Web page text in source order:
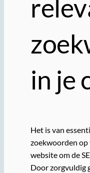
in je
Het is van
zoekwoorden op
website om de
Door zorgvuldig